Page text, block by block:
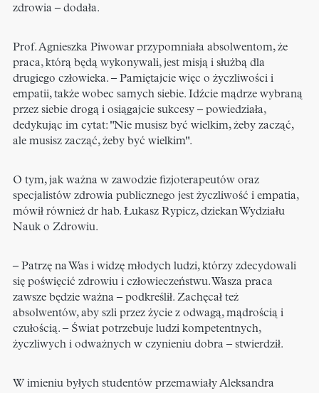
zdrowia – dodała.
Prof. Agnieszka Piwowar przypomniała absolwentom, że
praca, którą będą wykonywali, jest misją i służbą dla
drugiego człowieka. – Pamiętajcie więc o życzliwości i
empatii, także wobec samych siebie. Idźcie mądrze wybraną
przez siebie drogą i osiągajcie sukcesy – powiedziała,
dedykując im cytat: "Nie musisz być wielkim, żeby zacząć,
ale musisz zacząć, żeby być wielkim".
O tym, jak ważna w zawodzie fizjoterapeutów oraz
specjalistów zdrowia publicznego jest życzliwość i empatia,
mówił również dr hab. Łukasz Rypicz, dziekan Wydziału
Nauk o Zdrowiu.
– Patrzę na Was i widzę młodych ludzi, którzy zdecydowali
się poświęcić zdrowiu i człowieczeństwu. Wasza praca
zawsze będzie ważna – podkreślił. Zachęcał też
absolwentów, aby szli przez życie z odwagą, mądrością i
czułością. – Świat potrzebuje ludzi kompetentnych,
życzliwych i odważnych w czynieniu dobra – stwierdził.
W imieniu byłych studentów przemawiały Aleksandra